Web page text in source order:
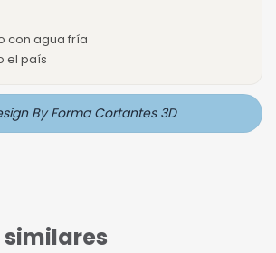
con agua fría
el país
By Forma Cortantes 3D